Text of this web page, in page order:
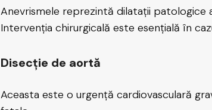
Anevrismele reprezintă dilatații
Intervenția chirurgicală este esențială în
Disecție de aortă
Aceasta este o urgență cardiovasculară